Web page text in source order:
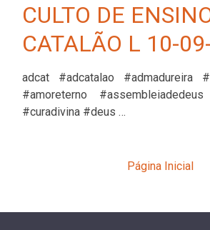
CULTO DE
CATALÃO L 10-
adcat #adcatalao #admadureira
#amoreterno
#curadivina #deus …
Página Inicial